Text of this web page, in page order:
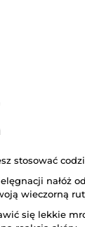
stosować
nałóż
wieczorną
się lekkie